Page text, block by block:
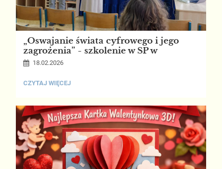
„Oswajanie świata cyfrowego i jego
zagrożenia” - szkolenie w SP w
Gostycynie
18.02.2026
„OSWAJANIE
I
JEGO
ZAGROŻENIA”
-
SZKOLENIE
W
SP
W
GOSTYCYNIE:
CZYTAJ WIĘCEJ